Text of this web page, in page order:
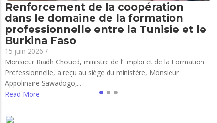
Renforcement de la coopération
dans le domaine de la formation
professionnelle entre la Tunisie et le
Burkina Faso
15 juin 2026 /
Monsieur Riadh Choued, ministre de l’Emploi et de la Formation
Professionnelle, a reçu au siège du ministère, Monsieur
Appolinaire Sawadogo,...
Read More